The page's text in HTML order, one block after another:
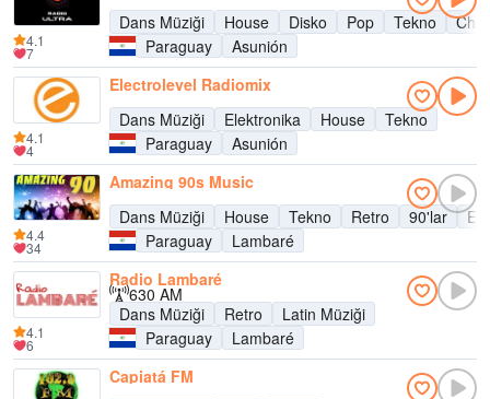
Dans Müziği
House Disko Pop Tekno
Paraguay
Asunión
4.1
7
Electrolevel Radiomix
Dans Müziği
Elektronika House
Tekno
Paraguay
Asunión
4.1
4
Amazing 90s Music
Dans Müziği
House Tekno Retro 90'lar
Paraguay
Lambaré
4.4
34
Radio Lambaré
630 AM
Dans Müziği
Retro
Latin Müziği
Paraguay
Lambaré
4.1
6
Capiatá FM